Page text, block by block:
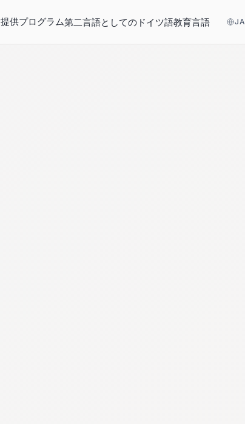
提供プログラム第二言語としてのドイツ語教育言語 JA